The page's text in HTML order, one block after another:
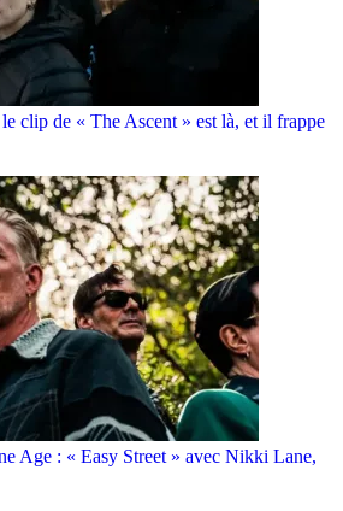
clip de « The Ascent » est là, et il frappe
Age : « Easy Street » avec Nikki Lane,